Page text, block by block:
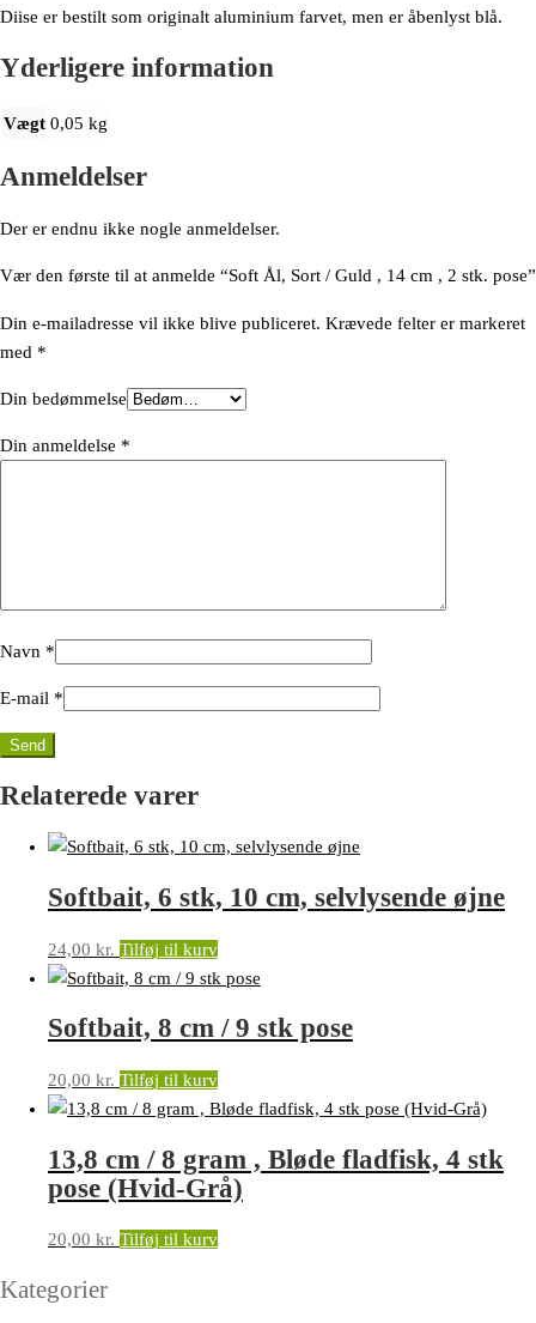
Diise er bestilt som originalt aluminium farvet, men er åbenlyst blå.
Yderligere information
Vægt 0,05 kg
Anmeldelser
Der er endnu ikke nogle anmeldelser.
Vær den første til at anmelde “Soft Ål, Sort / Guld , 14 cm , 2 stk. pose”
Din e-mailadresse vil ikke blive publiceret. Krævede felter er markeret
med *
Din bedømmelse
Din anmeldelse *
Navn *
E-mail *
Relaterede varer
Softbait, 6 stk, 10 cm, selvlysende øjne
24,00 kr. Tilføj til kurv
Softbait, 8 cm / 9 stk pose
20,00 kr. Tilføj til kurv
13,8 cm / 8 gram , Bløde fladfisk, 4 stk
pose (Hvid-Grå)
20,00 kr. Tilføj til kurv
Kategorier